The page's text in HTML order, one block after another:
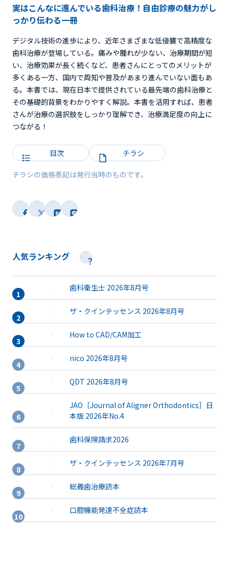
実はこんなに進んでいる歯科治療！自由診療の魅力がし
っかり伝わる一冊
デジタル技術の進歩により、近年さまざまな低侵襲で高精度な
歯科治療が登場している。痛みや腫れが少ない、治療期間が短
い、治療効果が長く続くなど、患者さんにとってのメリットが
多くある一方、国内で周知や普及があまり進んでいない面もあ
る。本書では、現在日本で提供されている最先端の歯科治療と
その基礎的背景をわかりやすく解説。本書を活用すれば、患者
さんが治療の選択肢をしっかり理解でき、治療満足度の向上に
つながる！
目次 チラシ
チラシの価格表記は発行当時のものです。
人気ランキング
歯科衛生士 2026年8月号
ザ・クインテッセンス 2026年8月号
How to CAD/CAM加工
nico 2026年8月号
QDT 2026年8月号
JAO［Journal of Aligner Orthodontics］日
本版 2026年No.4
歯科保険請求2026
ザ・クインテッセンス 2026年7月号
総義歯治療読本
口腔機能発達不全症読本